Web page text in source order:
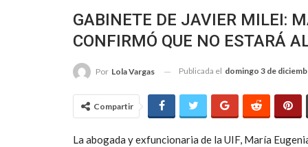
GABINETE DE JAVIER MILEI:
CONFIRMÓ QUE NO ESTARÁ
Por Lola Vargas Publicada el domingo 3 de
Compartir
La abogada y exfuncionaria de la UIF, María